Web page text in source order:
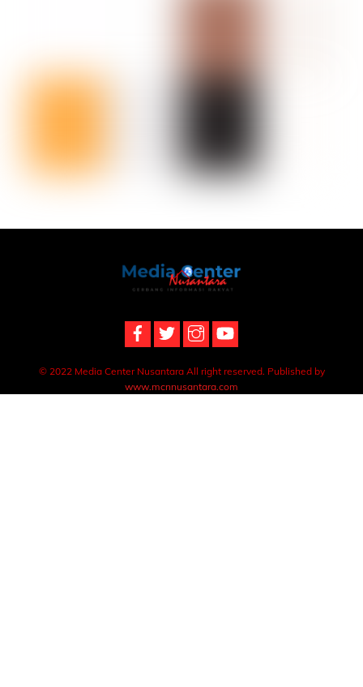
Back
To
© 2022 Media Center Nusantara All right reserved. Published by
www.mcnnusantara.com